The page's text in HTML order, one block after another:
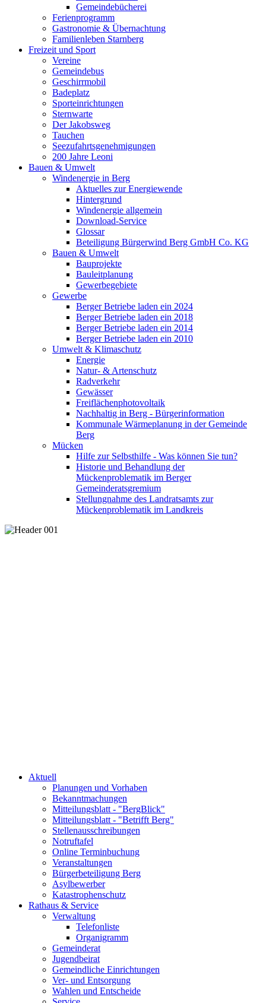
Gemeindebücherei
Ferienprogramm
Gastronomie & Übernachtung
Familienleben Starnberg
Freizeit und Sport
Vereine
Gemeindebus
Geschirrmobil
Badeplatz
Sporteinrichtungen
Sternwarte
Der Jakobsweg
Tauchen
Seezufahrtsgenehmigungen
200 Jahre Leoni
Bauen & Umwelt
Windenergie in Berg
Aktuelles zur Energiewende
Hintergrund
Windenergie allgemein
Download-Service
Glossar
Beteiligung Bürgerwind Berg GmbH Co. KG
Bauen & Umwelt
Bauprojekte
Bauleitplanung
Gewerbegebiete
Gewerbe
Berger Betriebe laden ein 2024
Berger Betriebe laden ein 2018
Berger Betriebe laden ein 2014
Berger Betriebe laden ein 2010
Umwelt & Klimaschutz
Energie
Natur- & Artenschutz
Radverkehr
Gewässer
Freiflächenphotovoltaik
Nachhaltig in Berg - Bürgerinformation
Kommunale Wärmeplanung in der Gemeinde
Berg
Mücken
Hilfe zur Selbsthilfe - Was können Sie tun?
Historie und Behandlung der
Mückenproblematik im Berger
Gemeinderatsgremium
Stellungnahme des Landratsamts zur
Mückenproblematik im Landkreis
Aktuell
Planungen und Vorhaben
Bekanntmachungen
Mitteilungsblatt - "BergBlick"
Mitteilungsblatt - "Betrifft Berg"
Stellenausschreibungen
Notruftafel
Online Terminbuchung
Veranstaltungen
Bürgerbeteiligung Berg
Asylbewerber
Katastrophenschutz
Rathaus & Service
Verwaltung
Telefonliste
Organigramm
Gemeinderat
Jugendbeirat
Gemeindliche Einrichtungen
Ver- und Entsorgung
Wahlen und Entscheide